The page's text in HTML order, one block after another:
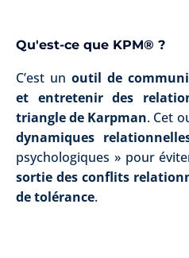
Qu'est-ce que KPM® ?
C’est un outil de
et entretenir des
triangle de Karpman. Cet
dynamiques
psychologiques » pour
sortie des conflits
de tolérance.